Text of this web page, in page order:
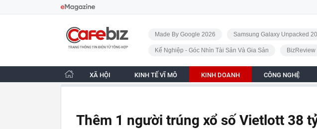
CafeBiz - Trang chủ
Made By Google 2026 Samsung Galaxy Unpacked
Kế Nghiệp - Góc Nhìn Tài Sản Và Gia Sản BizReview
XÃ HỘI KINH TẾ VĨ MÔ KINH DOANH CÔNG NGHỆ
Thêm 1 người trúng xổ số Vietlott 38